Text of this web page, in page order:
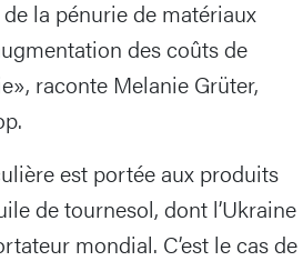
la pénurie de matériaux
des coûts de
raconte Melanie Grüter,
est portée aux produits
de tournesol, dont l’Ukraine
mondial. C’est le cas de